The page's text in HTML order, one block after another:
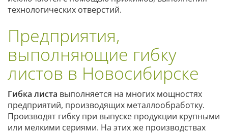
технологических отверстий.
Предприятия,
выполняющие гибку
листов в Новосибирске
Гибка листа выполняется на многих мощностях
предприятий, производящих металлообработку.
Производят гибку при выпуске продукции крупными
или мелкими сериями. На этих же производствах